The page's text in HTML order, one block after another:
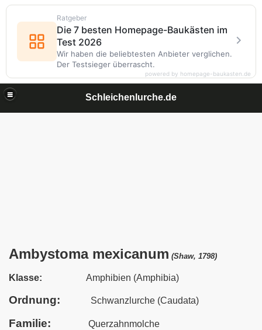
Schleichenlurche.de
Ambystoma mexicanum (Shaw, 1798)
Klasse: Amphibien (Amphibia)
Ordnung: Schwanzlurche (Caudata)
Familie: Querzahnmolche
Ratgeber
Die 7 besten Homepage-Baukästen im
Test 2026
Wir haben die beliebtesten Anbieter verglichen.
Der Testsieger überrascht.
powered by homepage-baukasten.de